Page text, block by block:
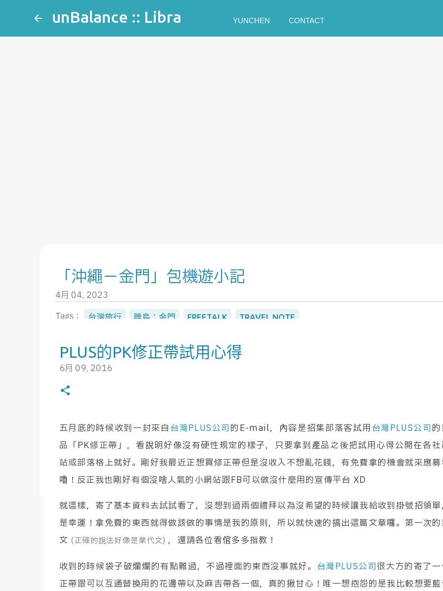
unBalance :: Libra YUNCHEN CONTACT
Hello, I'm YunZhen
不打狗的打狗人，生在20世紀，活在21世紀，希望可以死在22世紀。對中日韓及東亞傳統藝術文化及歷史有濃厚的興趣，
天生貓奴，但只養過一隻貓。在充滿疑惑的不惑之年，無任何背景一個人跑到琉球討生活。平面設計相關經驗雖然有20年以
希望能留在旅遊業界。
「沖繩－金門」包機遊小記
4月 04, 2023
Tags：
台灣旅行 離島：金門 FREETALK TRAVEL NOTE
翟山：地雷展示館 工作單位提供了一個從沖繩出發到金門的包機行程的旅遊機會，在金門跨年，一人在外
沒事幹，也因為疫情很久沒回台灣，雖然是去金門但總算也是台灣的國境之內，所以二話不說就報名衝了
回，行程上是四天三夜，但實際上的觀光行程只有兩天，所以據說銷售狀況並不太好，但我參加的是媒體
乾吃就很滿意了。 媒體團只有一台車，沒意外的我是整團唯一的台灣人，因為這樣特殊的身分，讓我在
程又有更加特殊的體驗。照日本人出海外旅遊團的結構來說，會有隨車領隊跟翻譯導遊兩位領團，隨車
是負責發放用品點名之類的，翻譯導遊就是跟當地導遊接洽然後跟團員解釋當地導遊的解說內容。我從
去日本就是自由行，因為經濟狀況不太好從來沒參團出國過；後來雖然拿到日文的領隊導遊證，在旅行社
後也完全沒機會處理海外團的事務，所以我只知道台灣好像就是一人包下領跟導的工作這樣。我們這團
大姊可能是在日本待太久了，對於金門大小事以及相關的歷史淵源並不是很了解，相比之下我這個在台
近四十年的廢材來說反而變成了各種溝通的橋梁…。
0
PLUS的PK修正帶試用心得
6月 09, 2016
五月底的時候收到一封來自 台灣PLUS公司的E-mail，內容是招集部落客試用 台灣PLUS公司
品「PK修正帶」，看說明好像沒有硬性規定的樣子，只要拿到產品之後把試用心得公開在各社
站或部落格上就好。剛好我最近正想買修正帶但是沒收入不想亂花錢，有免費拿的機會就來應募
嚕！反正我也剛好有個沒啥人氣的小網站跟FB可以做沒什麼用的宣傳平台 XD
就這樣，寄了基本資料去試試看了，沒想到過兩個禮拜以為沒希望的時候讓我給收到掛號招領
是幸運！拿免費的東西就得做該做的事情是我的原則，所以就快速的搞出這篇文章囉。第一次
文 (正確的說法好像是業代文) ，還請各位看倌多多指教！
收到的時候袋子破爛爛的有點難過，不過裡面的東西沒事就好。 台灣PLUS公司很大方的寄了一
正帶跟可以互通替換用的花邊帶以及麻吉帶各一個，真的揪甘心！唯一想抱怨的是我比較想要藍